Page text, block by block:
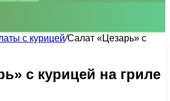
с курицей/Салат «Цезарь» с
с курицей на гриле